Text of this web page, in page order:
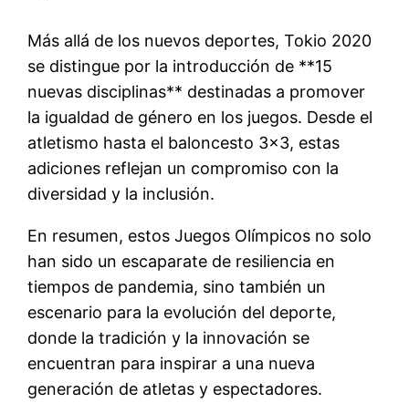
Más allá de los nuevos deportes, Tokio 2020
se distingue por la introducción de **15
nuevas disciplinas** destinadas a promover
la igualdad de género en los juegos. Desde el
atletismo hasta el baloncesto 3×3, estas
adiciones reflejan un compromiso con la
diversidad y la inclusión.
En resumen, estos Juegos Olímpicos no solo
han sido un escaparate de resiliencia en
tiempos de pandemia, sino también un
escenario para la evolución del deporte,
donde la tradición y la innovación se
encuentran para inspirar a una nueva
generación de atletas y espectadores.